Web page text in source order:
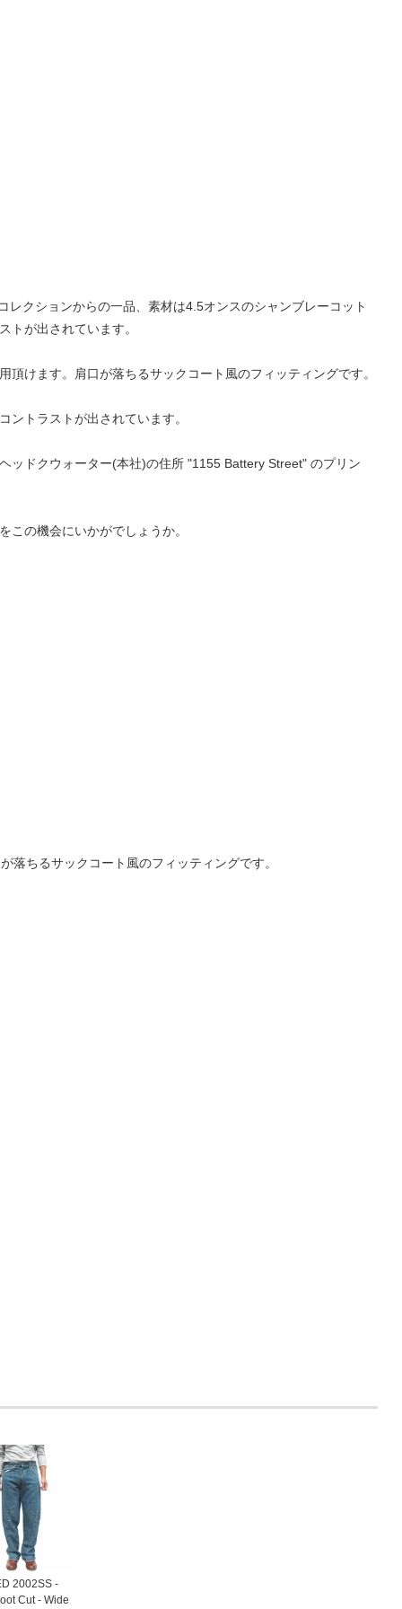
クションからの一品、素材は4.5オンスのシャンブレーコット
トが出されています。
けます。肩口が落ちるサックコート風のフィッティングです。
トラストが出されています。
ッドクウォーター(本社)の住所 "1155 Battery Street" のプリン
の機会にいかがでしょうか。
ちるサックコート風のフィッティングです。
2002SS -
Cut - Wide